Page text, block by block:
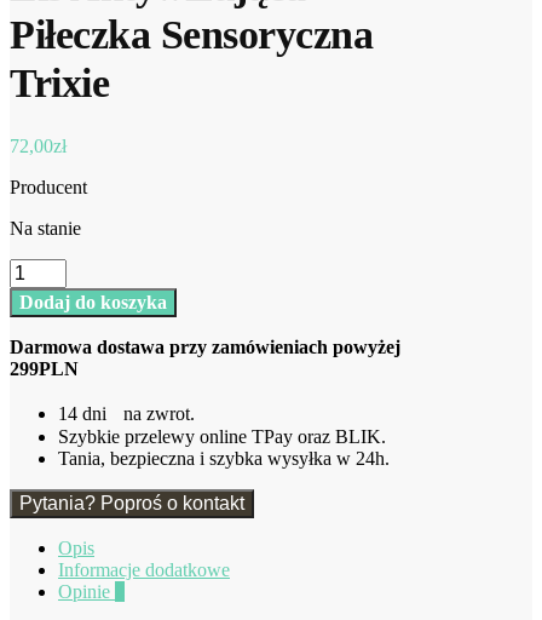
Piłeczka Sensoryczna
Trixie
72,00zł
Producent
Na stanie
ilość
Lis
Aktywizująca
Sensoryczna
Trixie
Dodaj do koszyka
Darmowa dostawa przy zamówieniach powyżej
299PLN
14 dni na zwrot.
Szybkie przelewy online TPay oraz BLIK.
Tania, bezpieczna i szybka wysyłka w 24h.
Pytania? Poproś o kontakt
Opis
Informacje dodatkowe
Opinie